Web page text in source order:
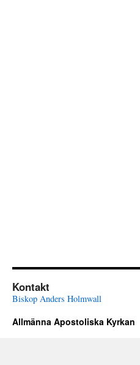
Kontakt
Biskop Anders Holmwall
Allmänna Apostoliska Kyrkan